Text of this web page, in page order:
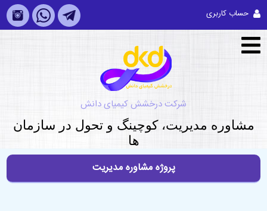
حساب کاربری
شرکت درخشش کیمیای دانش
مشاوره مديريت، کوچینگ و تحول در سازمان
ها
پروژه مشاوره مدیریت